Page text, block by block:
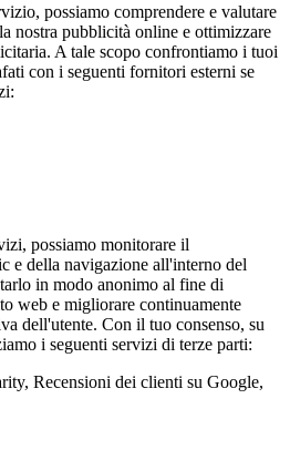
possiamo comprendere e valutare
nostra pubblicità online e ottimizzare
A tale scopo confrontiamo i tuoi
con i seguenti fornitori esterni se
possiamo monitorare il
e della navigazione all'interno del
in modo anonimo al fine di
web e migliorare continuamente
dell'utente. Con il tuo consenso, su
i seguenti servizi di terze parti:
Recensioni dei clienti su Google,